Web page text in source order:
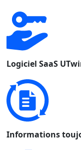
Logiciel SaaS
Informations